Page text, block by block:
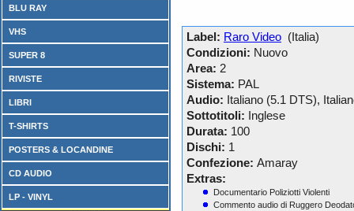
BLU RAY
VHS
SUPER 8
RIVISTE
LIBRI
T-SHIRTS
POSTERS & LOCANDINE
CD AUDIO
LP - VINYL
Label: Raro Video (Italia)
Condizioni: Nuovo
Area: 2
Sistema: PAL
Audio: Italiano (5.1 DTS),
Sottotitoli: Inglese
Durata: 100
Dischi: 1
Confezione: Amaray
Extras:
Documentario Poliziotti Violenti
Commento audio di Ruggero